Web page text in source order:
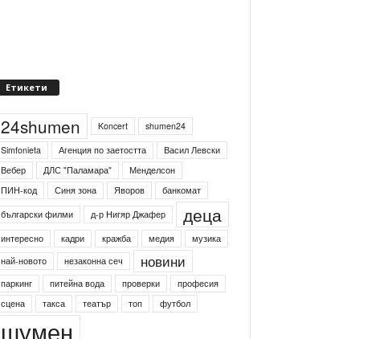
Етикети
24shumen Koncert
shumen24
Simfonieta
Агенция по заетостта
Васил Левски
Вебер
ДЛС "Паламара"
Менделсон
ПИН-код
Синя зона Яворов
банкомат
български филми
д-р Нигяр Джафер деца
интересно кадри кражба медия
музика
най-новото
незаконна сеч новини
паркинг питейна вода проверки
професия
сцена
такса театър топ футбол
шумен